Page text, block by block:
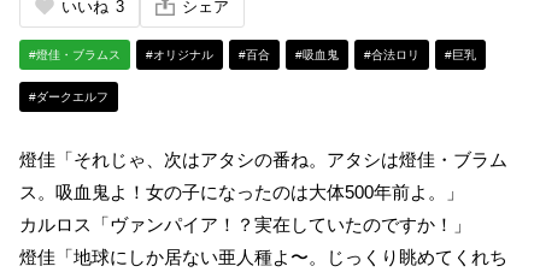
いいね 3 シェア
#燈佳・ブラムス #オリジナル #百合 #吸血鬼 #合法ロリ #巨乳
#ダークエルフ
燈佳「それじゃ、次はアタシの番ね。アタシは燈佳・ブラム
ス。吸血鬼よ！女の子になったのは大体500年前よ。」
カルロス「ヴァンパイア！？実在していたのですか！」
燈佳「地球にしか居ない亜人種よ〜。じっくり眺めてくれち